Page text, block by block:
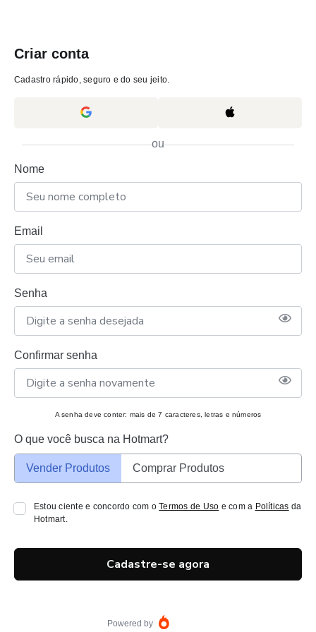
Criar conta
Cadastro rápido, seguro e do seu jeito.
ou
Nome
Email
Senha
Confirmar senha
A senha deve conter: mais de 7 caracteres, letras e números
O que você busca na Hotmart?
Vender Produtos Comprar Produtos
Estou ciente e concordo com oTermos de Uso e com a Políticas da
Hotmart.
Cadastre-se agora
Powered by